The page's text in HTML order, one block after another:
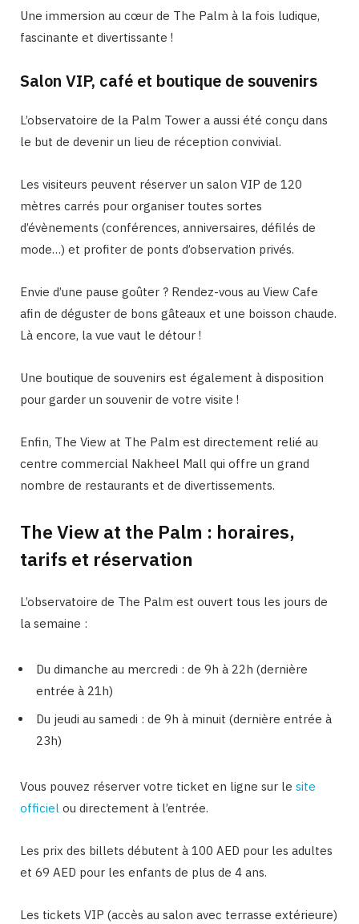
Une immersion au cœur de The Palm à la fois ludique,
fascinante et divertissante !
Salon VIP, café et boutique de souvenirs
L’observatoire de la Palm Tower a aussi été conçu dans
le but de devenir un lieu de réception convivial.
Les visiteurs peuvent réserver un salon VIP de 120
mètres carrés pour organiser toutes sortes
d’évènements (conférences, anniversaires, défilés de
mode…) et profiter de ponts d’observation privés.
Envie d’une pause goûter ? Rendez-vous au View Cafe
afin de déguster de bons gâteaux et une boisson chaude.
Là encore, la vue vaut le détour !
Une boutique de souvenirs est également à disposition
pour garder un souvenir de votre visite !
Enfin, The View at The Palm est directement relié au
centre commercial Nakheel Mall qui offre un grand
nombre de restaurants et de divertissements.
The View at the Palm : horaires,
tarifs et réservation
L’observatoire de The Palm est ouvert tous les jours de
la semaine :
Du dimanche au mercredi : de 9h à 22h (dernière
entrée à 21h)
Du jeudi au samedi : de 9h à minuit (dernière entrée à
23h)
Vous pouvez réserver votre ticket en ligne sur le site
officiel ou directement à l’entrée.
Les prix des billets débutent à 100 AED pour les adultes
et 69 AED pour les enfants de plus de 4 ans.
Les tickets VIP (accès au salon avec terrasse extérieure)